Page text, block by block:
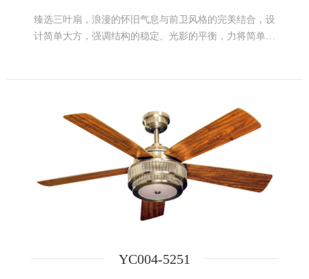
臻选三叶扇，浪漫的怀旧气息与前卫风格的完美结合，设
计简单大方，强调结构的稳定、光影的平衡，力将简单舒
YC004-5251